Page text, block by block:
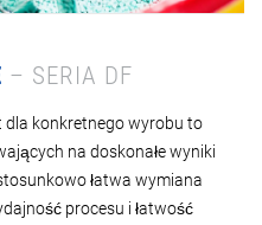
– SERIA DF
konkretnego wyrobu to
na doskonałe wyniki
łatwa wymiana
procesu i łatwość